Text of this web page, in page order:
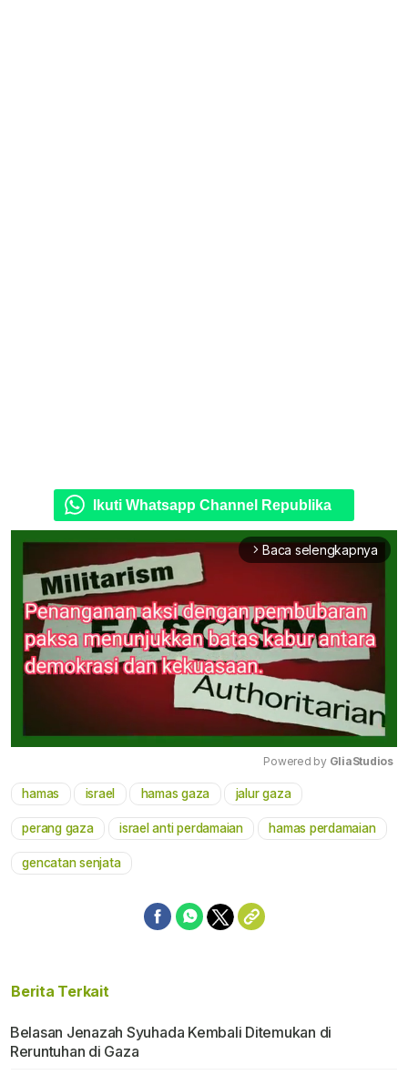
Ikuti Whatsapp Channel Republika
arrow_forward_ios Baca selengkapnya
Powered by GliaStudios
hamas israel hamas gaza jalur gaza
perang gaza israel anti perdamaian hamas perdamaian
gencatan senjata
Berita Terkait
Belasan Jenazah Syuhada Kembali Ditemukan di
Reruntuhan di Gaza